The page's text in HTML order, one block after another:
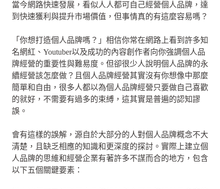
當今網路快速發展，看似人人都可自己經營個人品牌，達
到快速獲利與提升市場價值，但事情真的有這麼容易嗎？
「你想打造個人品牌嗎？」相信你常在網路上看到許多知
名網紅、Youtuber以及成功的內容創作者向你強調個人品
牌經營的重要性與難易度。但卻很少人說明個人品牌的永
續經營該怎麼做？且個人品牌經營其實沒有你想像中那麼
簡單和自由，很多人都以為個人品牌經營只要做自己喜歡
的就好，不需要有過多的束縛，這其實是普遍的認知謬
誤。
會有這樣的誤解，源自於大部分的人對個人品牌概念不大
清楚，且缺乏相應的知識和更深度的探討。實際上建立個
人品牌的思維和經營企業有著許多不謀而合的地方，包含
以下五個關鍵要素：